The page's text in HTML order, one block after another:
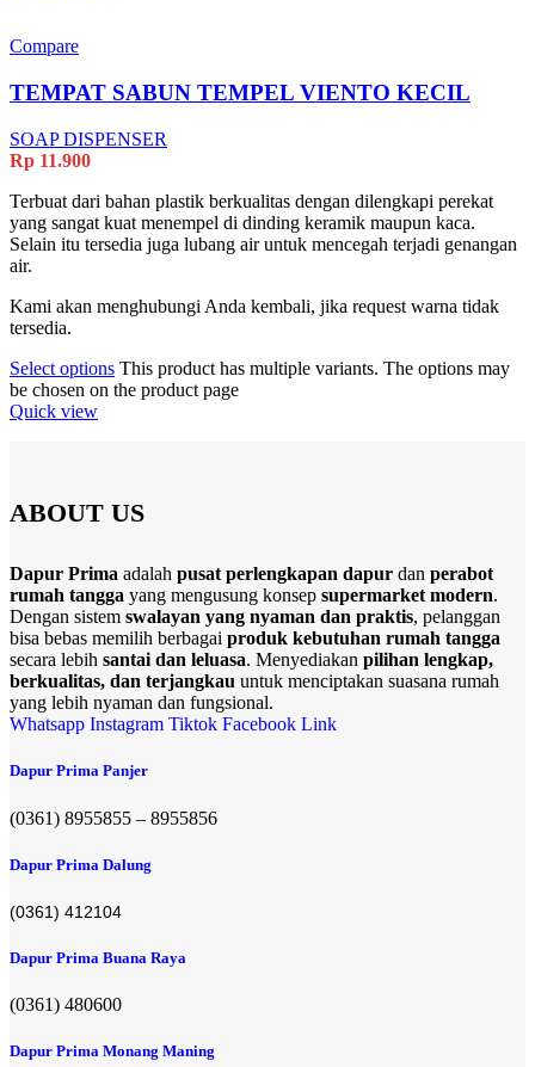
Compare
TEMPAT SABUN TEMPEL VIENTO KECIL
SOAP DISPENSER
Rp 11.900
Terbuat dari bahan plastik berkualitas dengan dilengkapi perekat
yang sangat kuat menempel di dinding keramik maupun kaca.
Selain itu tersedia juga lubang air untuk mencegah terjadi genangan
air.
Kami akan menghubungi Anda kembali, jika request warna tidak
tersedia.
Select options This product has multiple variants. The options may
be chosen on the product page
Quick view
ABOUT US
Dapur Prima adalah pusat perlengkapan dapur dan perabot
rumah tangga yang mengusung konsep supermarket modern.
Dengan sistem swalayan yang nyaman dan praktis, pelanggan
bisa bebas memilih berbagai produk kebutuhan rumah tangga
secara lebih santai dan leluasa. Menyediakan pilihan lengkap,
berkualitas, dan terjangkau untuk menciptakan suasana rumah
yang lebih nyaman dan fungsional.
Whatsapp Instagram Tiktok Facebook Link
Dapur Prima Panjer
(0361) 8955855 – 8955856​
Dapur Prima Dalung
(0361) 412104
Dapur Prima Buana Raya
(0361) 480600
Dapur Prima Monang Maning